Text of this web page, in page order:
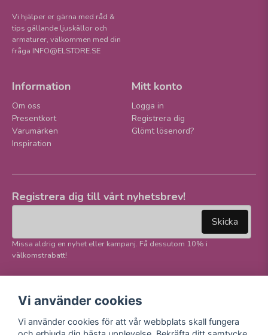
Vi hjälper er gärna med råd &
tips gällande ljuskällor och
armaturer, välkommen med din
fråga INFO@ELSTORE.SE
Information
Om oss
Presentkort
Varumärken
Inspiration
Mitt konto
Logga in
Registrera dig
Glömt lösenord?
Registrera dig till vårt nyhetsbrev!
Skicka
Missa aldrig en nyhet eller kampanj. Få dessutom 10% i
välkomstrabatt!
sociala medier!
Facebook
E-handel
Vi använder cookies
Vi använder cookies för att vår webbplats skall fungera